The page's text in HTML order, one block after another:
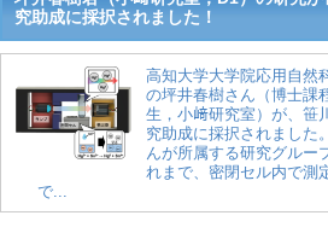
究助成に採択されました！
高知大学大学院応用自然
の坪井春樹さん（博士課
生，小﨑研究室）が、笹
究助成に採択されました
んが所属する研究グルー
れまで、密閉セル内で測
で...